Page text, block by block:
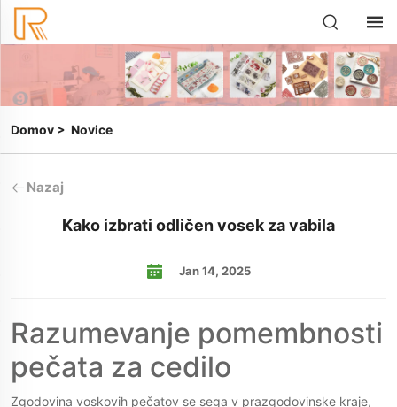
Domov > Novice
Nazaj
Kako izbrati odličen vosek za vabila
Jan 14, 2025
Razumevanje pomembnosti
pečata za cedilo
Zgodovina voskovih pečatov se sega v prazgodovinske kraje,